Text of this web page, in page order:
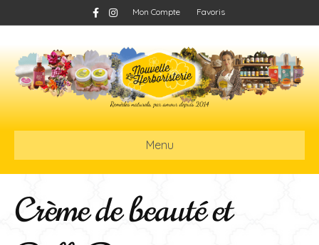
c
b
o
k
s
g
r
a
m
Mon Compte Favoris
Menu
Crème de beauté et